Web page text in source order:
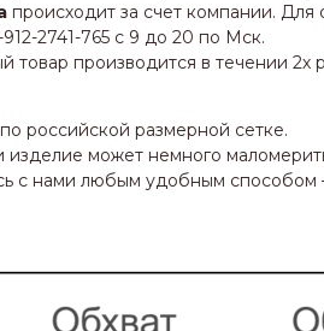
происходит за счет компании. Для
2741-765 с 9 до 20 по Мск.
производится в течении 2х
российской размерной сетке.
изделие может немного
с нами любым удобным